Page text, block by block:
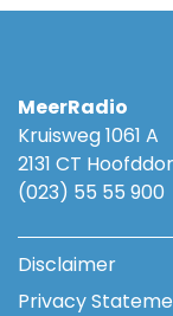
MeerRadio
Kruisweg 1061 A
2131 CT
(023) 55 55 900
Disclaimer
Privacy